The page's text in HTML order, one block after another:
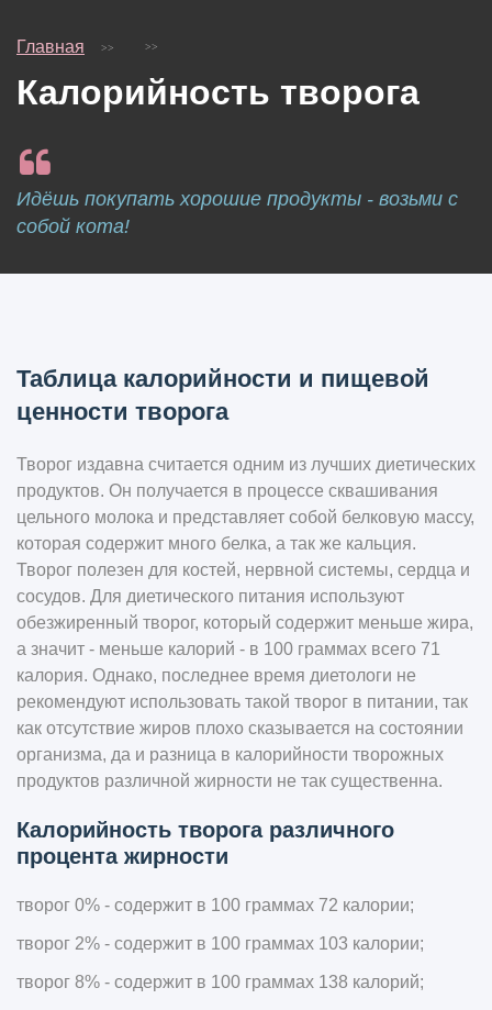
Главная
Калорийность творога
Идёшь покупать хорошие продукты - возьми с
собой кота!
Таблица калорийности и пищевой
ценности творога
Творог издавна считается одним из лучших диетических
продуктов. Он получается в процессе сквашивания
цельного молока и представляет собой белковую массу,
которая содержит много белка, а так же кальция.
Творог полезен для костей, нервной системы, сердца и
сосудов. Для диетического питания используют
обезжиренный творог, который содержит меньше жира,
а значит - меньше калорий - в 100 граммах всего 71
калория. Однако, последнее время диетологи не
рекомендуют использовать такой творог в питании, так
как отсутствие жиров плохо сказывается на состоянии
организма, да и разница в калорийности творожных
продуктов различной жирности не так существенна.
Калорийность творога различного
процента жирности
творог 0% - содержит в 100 граммах 72 калории;
творог 2% - содержит в 100 граммах 103 калории;
творог 8% - содержит в 100 граммах 138 калорий;